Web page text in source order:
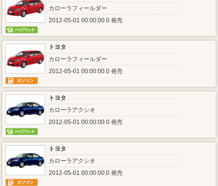
カローラフィールダー
2012-05-01 00:00:00.0 発売
トヨタ
カローラフィールダー
2012-05-01 00:00:00.0 発売
トヨタ
カローラアクシオ
2012-05-01 00:00:00.0 発売
トヨタ
カローラアクシオ
2012-05-01 00:00:00.0 発売